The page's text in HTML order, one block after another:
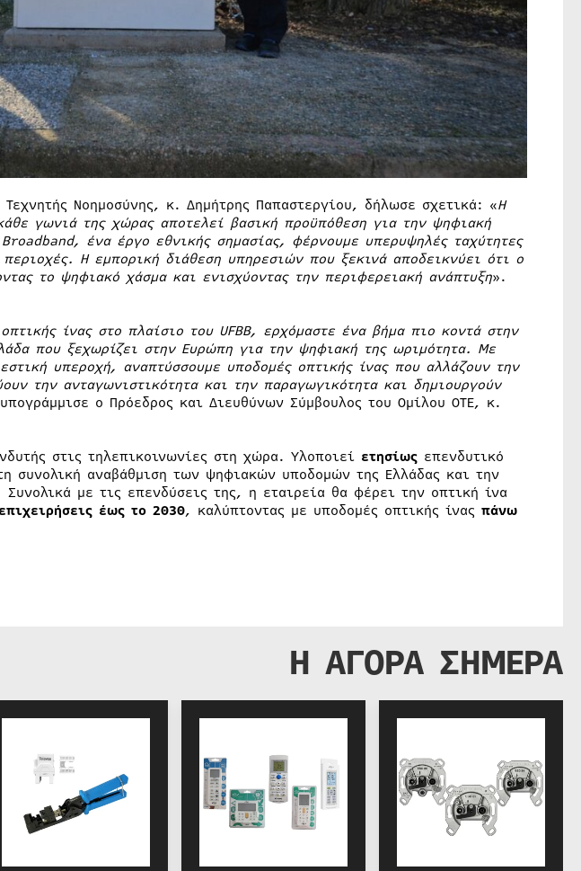
Νοημοσύνης, κ. Δημήτρης Παπαστεργίου, δήλωσε σχετικά: «Η
γωνιά της χώρας αποτελεί βασική προϋπόθεση για την ψηφιακή
ένα έργο εθνικής σημασίας, φέρνουμε υπερυψηλές ταχύτητες
Η εμπορική διάθεση υπηρεσιών που ξεκινά αποδεικνύει ότι ο
το ψηφιακό χάσμα και ενισχύοντας την περιφερειακή ανάπτυξη».
ίνας στο πλαίσιο του UFBB, ερχόμαστε ένα βήμα πιο κοντά στην
που ξεχωρίζει στην Ευρώπη για την ψηφιακή της ωριμότητα. Με
υπεροχή, αναπτύσσουμε υποδομές οπτικής ίνας που αλλάζουν την
την ανταγωνιστικότητα και την παραγωγικότητα και δημιουργούν
υπογράμμισε ο Πρόεδρος και Διευθύνων Σύμβουλος του Ομίλου ΟΤΕ, κ.
στις τηλεπικοινωνίες στη χώρα. Υλοποιεί ετησίωςεπενδυτικό
συνολική αναβάθμιση των ψηφιακών υποδομών της Ελλάδας και την
με τις επενδύσεις της, η εταιρεία θα φέρει την οπτική ίνα
έως το 2030, καλύπτοντας με υποδομές οπτικής ίνας πάνω
Η ΑΓΟΡΑ ΣΗΜΕΡΑ